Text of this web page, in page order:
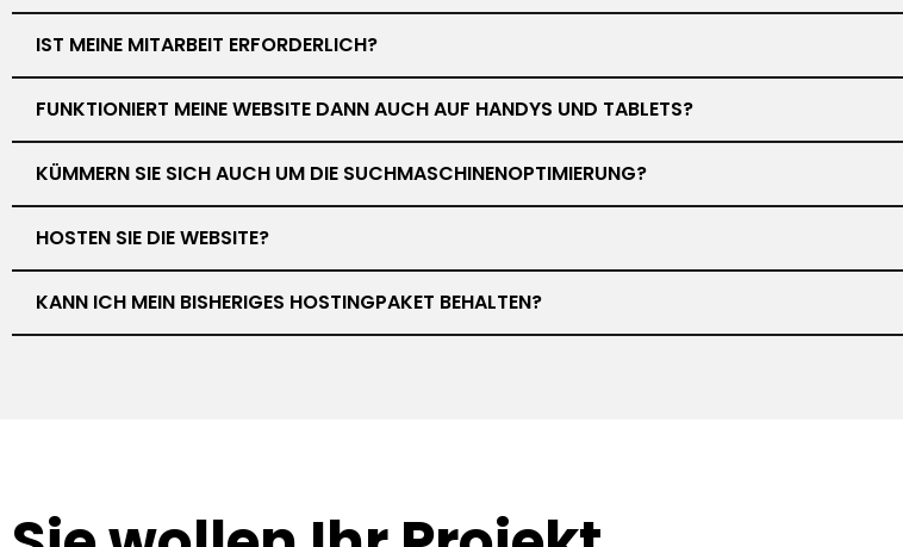
IST MEINE MITARBEIT ERFORDERLICH?
FUNKTIONIERT MEINE WEBSITE DANN AUCH AUF HANDYS UND TABLETS?
KÜMMERN SIE SICH AUCH UM DIE SUCHMASCHINENOPTIMIERUNG?
HOSTEN SIE DIE WEBSITE?
KANN ICH MEIN BISHERIGES HOSTINGPAKET BEHALTEN?